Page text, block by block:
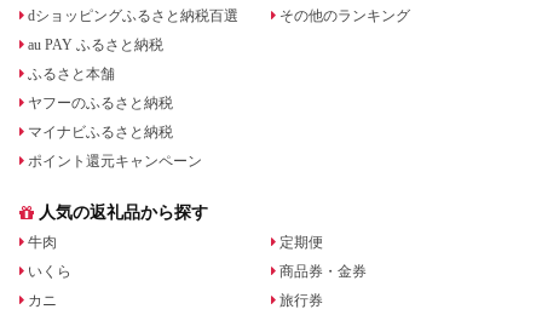
dショッピングふるさと納税百選
au PAY ふるさと納税
ふるさと本舗
ヤフーのふるさと納税
マイナビふるさと納税
ポイント還元キャンペーン
その他のランキング
人気の返礼品から探す
牛肉
いくら
カニ
定期便
商品券・金券
旅行券